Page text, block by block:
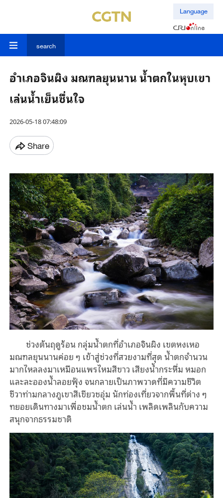
Language
search
อำเภอจินผิง มณฑลยุนนาน น้ำตกในหุบเขา
เล่นน้ำเย็นชื่นใจ
2026-05-18 07:48:09
Share
ช่วงต้นฤดูร้อน กลุ่มน้ำตกที่อำเภอจินผิง เขตหงเหอ
มณฑลยุนนานค่อย ๆ เข้าสู่ช่วงที่สวยงามที่สุด น้ำตกจำนวน
มากไหลลงมาเหมือนแพรไหมสีขาว เสียงน้ำกระหึ่ม หมอก
และละอองน้ำลอยฟุ้ง จนกลายเป็นภาพวาดที่มีความชีวิต
ชีวาท่ามกลางภูเขาสีเขียวชอุ่ม นักท่องเที่ยวจากพื้นที่ต่าง ๆ
ทยอยเดินทางมาเพื่อชมน้ำตก เล่นน้ำ เพลิดเพลินกับความ
สนุกจากธรรมชาติ